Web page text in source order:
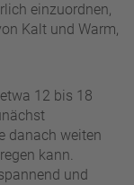
einzuordnen,
Kalt und Warm,
12 bis 18
danach weiten
kann.
und